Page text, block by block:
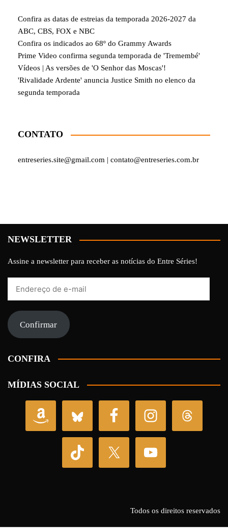
Confira as datas de estreias da temporada 2026-2027 da
ABC, CBS, FOX e NBC
Confira os indicados ao 68º do Grammy Awards
Prime Video confirma segunda temporada de 'Tremembé'
Vídeos | As versões de 'O Senhor das Moscas'!
'Rivalidade Ardente' anuncia Justice Smith no elenco da
segunda temporada
CONTATO
entreseries.site@gmail.com | contato@entreseries.com.br
NEWSLETTER
Assine a newsletter para receber as notícias do Entre Séries!
mail Confirmar
CONFIRA
MÍDIAS SOCIAL
Todos os direitos reservados